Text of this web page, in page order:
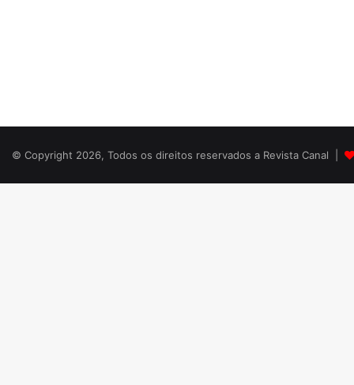
© Copyright 2026, Todos os direitos reservados a Revista Canal |